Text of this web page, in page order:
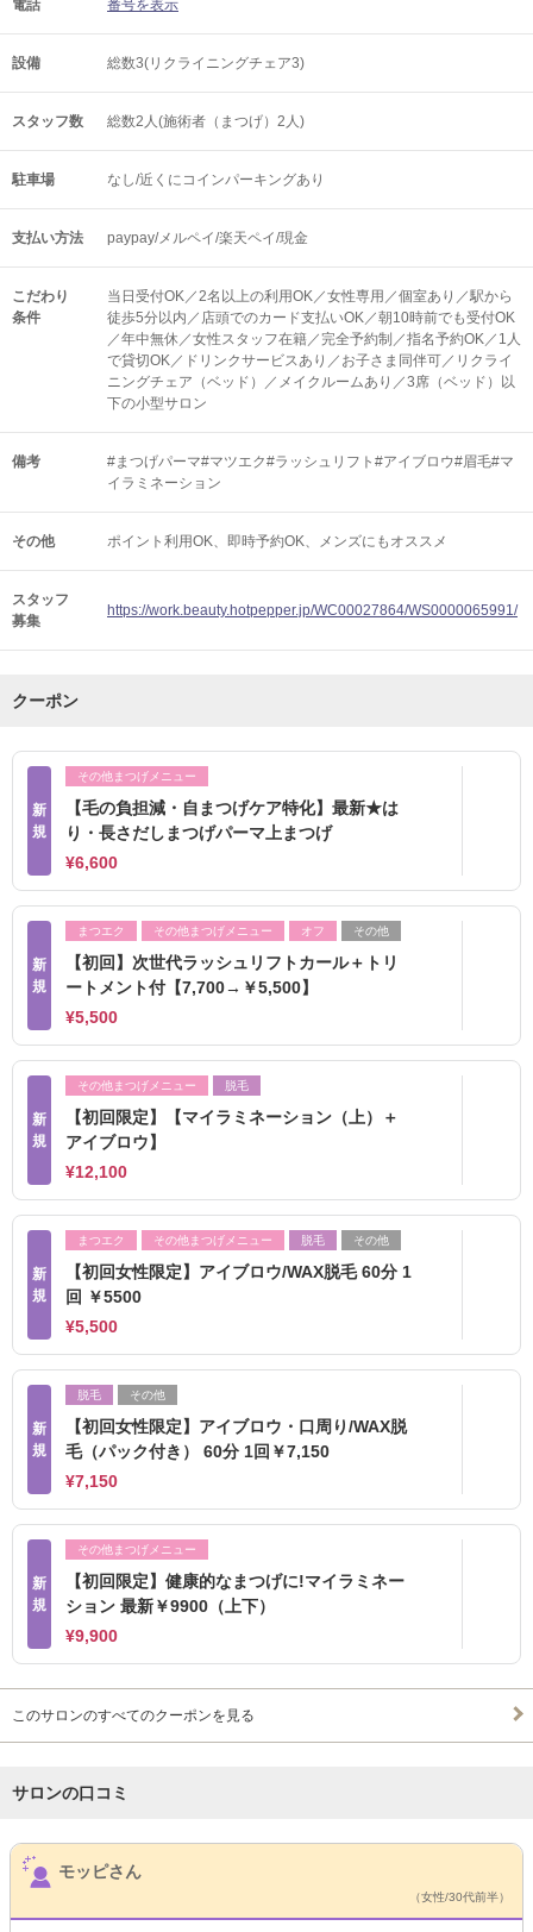
電話 番号を表示
設備 総数3(リクライニングチェア3)
スタッフ数 総数2人(施術者（まつげ）2人)
駐車場 なし/近くにコインパーキングあり
支払い方法 paypay/メルペイ/楽天ペイ/現金
こだわり
条件
当日受付OK／2名以上の利用OK／女性専用／個室あり／駅から
徒歩5分以内／店頭でのカード支払いOK／朝10時前でも受付OK
／年中無休／女性スタッフ在籍／完全予約制／指名予約OK／1人
で貸切OK／ドリンクサービスあり／お子さま同伴可／リクライ
ニングチェア（ベッド）／メイクルームあり／3席（ベッド）以
下の小型サロン
備考
#まつげパーマ#マツエク#ラッシュリフト#アイブロウ#眉毛#マ
イラミネーション
その他 ポイント利用OK 即時予約OK メンズにもオススメ
スタッフ
募集
https://work.beauty.hotpepper.jp/WC00027864/WS0000065991/
クーポン
新
規
その他まつげメニュー
【毛の負担減・自まつげケア特化】最新★は
り・長さだしまつげパーマ上まつげ
¥6,600
新
規
まつエク その他まつげメニュー オフ その他
【初回】次世代ラッシュリフトカール＋トリ
ートメント付【7,700→￥5,500】
¥5,500
新
規
その他まつげメニュー 脱毛
【初回限定】【マイラミネーション（上）＋
アイブロウ】
¥12,100
新
規
まつエク その他まつげメニュー 脱毛 その他
【初回女性限定】アイブロウ/WAX脱毛 60分 1
回 ￥5500
¥5,500
新
規
脱毛 その他
【初回女性限定】アイブロウ・口周り/WAX脱
毛（パック付き） 60分 1回￥7,150
¥7,150
新
規
その他まつげメニュー
【初回限定】健康的なまつげに!マイラミネー
ション 最新￥9900（上下）
¥9,900
このサロンのすべてのクーポンを見る
サロンの口コミ
サロンPick Up
モッピさん
（女性/30代前半）